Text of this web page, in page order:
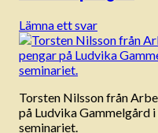
Lämna ett svar
Torsten Nilsson från
på Ludvika Gammelgård
seminariet.